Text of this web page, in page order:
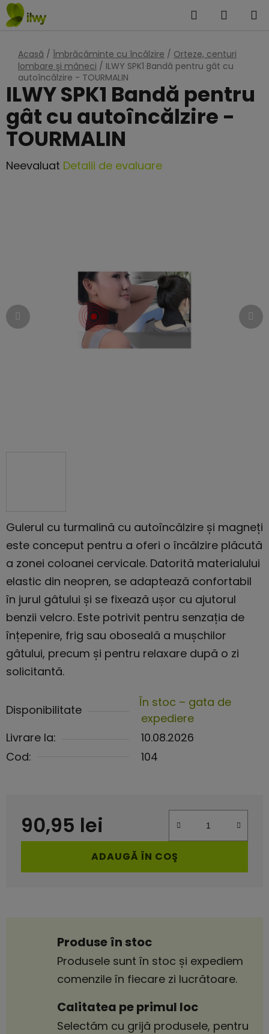
Treci
la
CăutareCOŞ
Acasă / Îmbrăcăminte cu încălzire / Orteze, centuri
lombare și mâneci / ILWY SPK1 Bandă pentru gât cu
autoîncălzire - TOURMALIN
Gulerul cu turmalină cu autoîncălzire și magneți
este conceput pentru a oferi o încălzire plăcută
a zonei coloanei cervicale. Datorită materialului
elastic din neopren, se adaptează confortabil
în jurul gâtului și se fixează ușor cu ajutorul
benzii velcro. Este potrivit pentru senzația de
înțepenire, frig sau oboseală a mușchilor
gâtului, precum și pentru relaxare după o zi
solicitantă.
Disponibilitate
În stoc – gata de
expediere
Livrare la:
10.08.2026
Cod:
104
90,95 lei
Evaluare preţ:
ADAUGĂ ÎN COŞ
ILWY SPK1 Bandă pentru
gât cu autoîncălzire -
TOURMALIN
Evaluarea
stele.
Neevaluat Detalii de evaluare
Produse în stoc
Produsele sunt în stoc și expediem
comenzile în fiecare zi lucrătoare.
Calitatea pe primul loc
Selectăm cu grijă produsele, pentru